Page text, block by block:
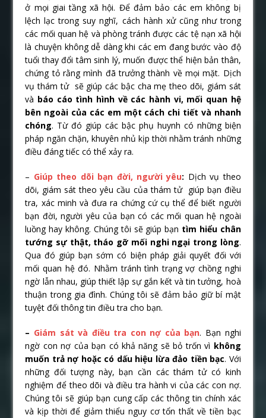
ở mọi giai tầng xã hội. Để đảm bảo các em không bị
lệch lạc trong suy nghĩ, cách hành xử cũng như trong
các mối quan hệ và phòng tránh được các tệ nạn xã hội
là chuyện không dễ dàng khi các em đang bước vào độ
tuổi thay đổi tâm sinh lý, muốn được thể hiện bản thân,
chứng tỏ rằng mình đã trưởng thành về mọi mặt. Dịch
vụ thám tử sẽ giúp các bậc cha mẹ theo dõi, giám sát
và báo cáo tình hình về các hành vi, mối quan hệ
bên ngoài của các em một cách chi tiết và nhanh
chóng. Từ đó giúp các bậc phụ huynh có những biện
pháp ngăn chặn, khuyên nhủ kịp thời nhằm tránh những
điều đáng tiếc có thể xảy ra.
– Giúp theo dõi bạn đời, người yêu: Dịch vụ theo
dõi, giám sát theo yêu cầu của thám tử giúp bạn điều
tra, xác minh và đưa ra chứng cứ cụ thể để biết người
bạn đời, người yêu của bạn có các mối quan hệ ngoài
luồng hay không. Chúng tôi sẽ giúp bạn tìm hiểu chân
tướng sự thật, tháo gỡ mối nghi ngại trong lòng.
Qua đó giúp bạn sớm có biện pháp giải quyết đối với
mối quan hệ đó. Nhằm tránh tình trạng vợ chồng nghi
ngờ lẫn nhau, giúp thiết lập sự gắn kết và tin tưởng, hoà
thuận trong gia đình. Chúng tôi sẽ đảm bảo giữ bí mật
tuyệt đối thông tin điều tra cho bạn.
– Giám sát và điều tra con nợ của bạn. Bạn nghi
ngờ con nợ của bạn có khả năng sẽ bỏ trốn vì không
muốn trả nợ hoặc có dấu hiệu lừa đảo tiền bạc. Với
những đối tượng này, bạn cần các thám tử có kinh
nghiệm để theo dõi và điều tra hành vi của các con nợ.
Chúng tôi sẽ giúp bạn cung cấp các thông tin chính xác
và kịp thời để giảm thiểu nguy cơ tổn thất về tiền bạc